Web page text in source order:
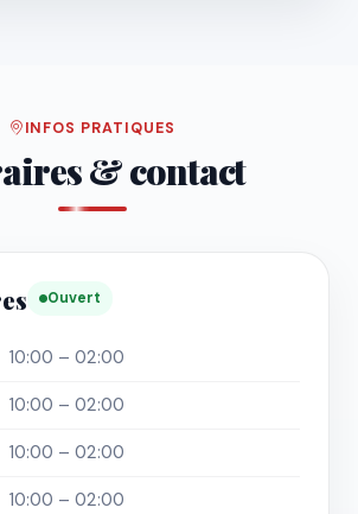
INFOS PRATIQUES
& contact
Ouvert
10:00 – 02:00
10:00 – 02:00
10:00 – 02:00
10:00 – 02:00